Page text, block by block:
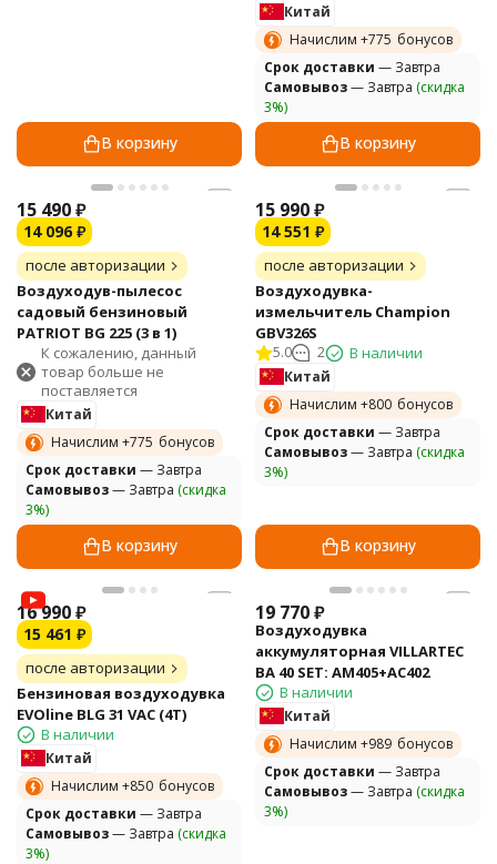
В корзину
Китай
Начислим +775 бонусов
Cрок доставки — Завтра
Самовывоз— Завтра (скидка
3%)
В корзину
15 490₽
14 096 ₽
после авторизации
Воздуходув-пылесос
садовый бензиновый
PATRIOT BG 225 (3 в 1)
К сожалению, данный
товар больше не
поставляется
Китай
Начислим +775 бонусов
Cрок доставки — Завтра
Самовывоз— Завтра (скидка
3%)
В корзину
15 990₽
14 551 ₽
после авторизации
Воздуходувка-
измельчитель Champion
GBV326S
5.0 2 В наличии
Китай
Начислим +800 бонусов
Cрок доставки — Завтра
Самовывоз— Завтра (скидка
3%)
В корзину
16 990₽
15 461 ₽
после авторизации
Бензиновая воздуходувка
EVOline BLG 31 VAC (4T)
В наличии
Китай
Начислим +850 бонусов
Cрок доставки — Завтра
Самовывоз— Завтра (скидка
3%)
19 770₽
Воздуходувка
аккумуляторная VILLARTEC
BA 40 SET: AM405+AC402
В наличии
Китай
Начислим +989 бонусов
Cрок доставки — Завтра
Самовывоз— Завтра (скидка
3%)